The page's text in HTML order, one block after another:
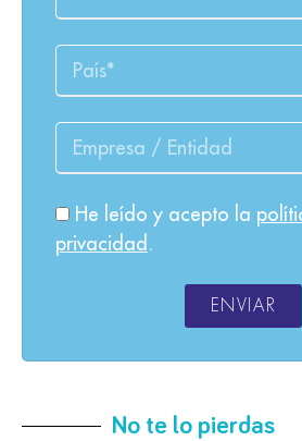
He leído y acepto la
privacidad .
ENVIAR
No te lo pierdas